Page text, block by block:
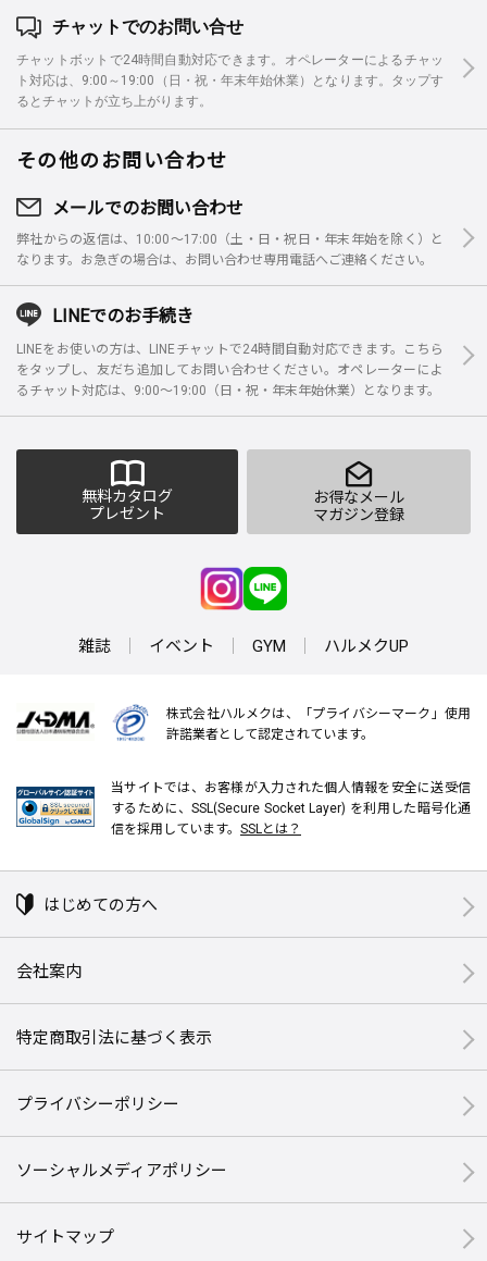
チャットでのお問い合せ
チャットボットで24時間自動対応できます。オペレーターによるチャッ
ト対応は、9:00～19:00（日・祝・年末年始休業）となります。タップす
るとチャットが立ち上がります。
その他のお問い合わせ
メールでのお問い合わせ
弊社からの返信は、10:00～17:00（土・日・祝日・年末年始を除く）と
なります。お急ぎの場合は、お問い合わせ専用電話へご連絡ください。
LINEでのお手続き
LINEをお使いの方は、LINEチャットで24時間自動対応できます。こちら
をタップし、友だち追加してお問い合わせください。オペレーターによ
るチャット対応は、9:00～19:00（日・祝・年末年始休業）となります。
無料カタログ
プレゼント
お得なメール
マガジン登録
雑誌 イベント GYM ハルメクUP
株式会社ハルメクは、「プライバシーマーク」使用
許諾業者として認定されています。
当サイトでは、お客様が入力された個人情報を安全に送受信
するために、SSL(Secure Socket Layer) を利用した暗号化通
信を採用しています。 SSLとは？
はじめての方へ
会社案内
特定商取引法に基づく表示
プライバシーポリシー
ソーシャルメディアポリシー
サイトマップ